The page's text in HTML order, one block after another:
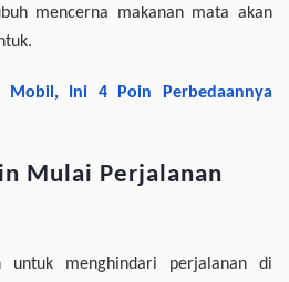
mencerna makanan mata akan
Mobil, Ini 4 Poin Perbedaannya
Mulai Perjalanan
untuk menghindari perjalanan di